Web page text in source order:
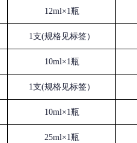
12ml×1瓶
1支(规格见标签）
10ml×1瓶
1支(规格见标签）
10ml×1瓶
25ml×1瓶